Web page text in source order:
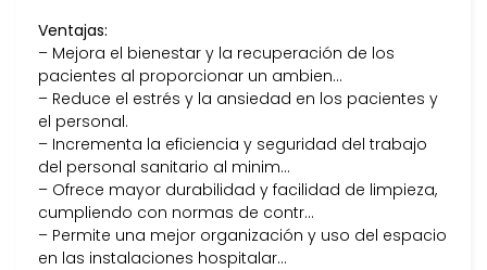
Ventajas:
– Mejora el bienestar y la recuperación de los
pacientes al proporcionar un ambien…
– Reduce el estrés y la ansiedad en los pacientes y
el personal.
– Incrementa la eficiencia y seguridad del trabajo
del personal sanitario al minim…
– Ofrece mayor durabilidad y facilidad de limpieza,
cumpliendo con normas de contr…
– Permite una mejor organización y uso del espacio
en las instalaciones hospitalar…